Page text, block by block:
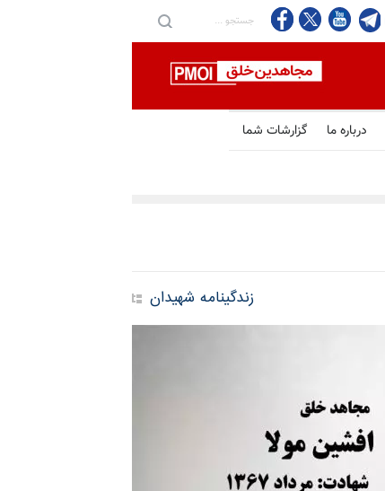
درباره ما گزارشات شما
زندگینامه شهیدان